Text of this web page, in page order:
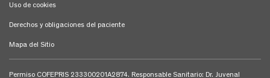
Uso de cookies
Derechos y obligaciones del paciente
Mapa del Sitio
Permiso COFEPRIS 233300201A2874. Responsable Sanitario: Dr. Juvenal